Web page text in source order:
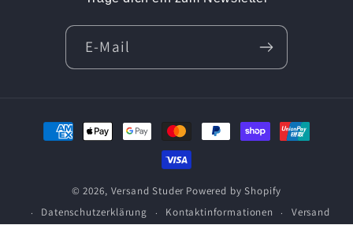
E-Mail
Zahlungsmethoden
© 2026, Versand Studer Powered by Shopify
Datenschutzerklärung
Kontaktinformationen Versand